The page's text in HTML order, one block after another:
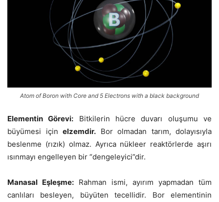
Atom of Boron with Core and 5 Electrons with a black background
Elementin Görevi: Bitkilerin hücre duvarı oluşumu ve
büyümesi için elzemdir. Bor olmadan tarım, dolayısıyla
beslenme (rızık) olmaz. Ayrıca nükleer reaktörlerde aşırı
ısınmayı engelleyen bir “dengeleyici”dir.
Manasal Eşleşme: Rahman ismi, ayırım yapmadan tüm
canlıları besleyen, büyüten tecellidir. Bor elementinin